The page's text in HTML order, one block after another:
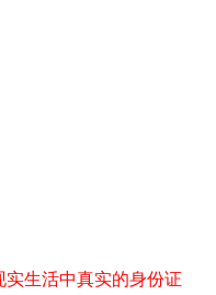
生活中真实的身份证